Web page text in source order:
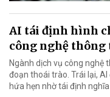
AI tái định hình
công nghệ thông
Ngành dịch vụ công nghệ
đoạn thoái trào. Trái lại,
hứa hẹn nhờ tái định